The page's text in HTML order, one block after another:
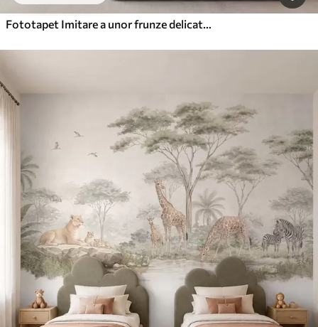
Fototapet Imitare a unor frunze delicate, de culoare bej-verde, realizate prin turnare în relief